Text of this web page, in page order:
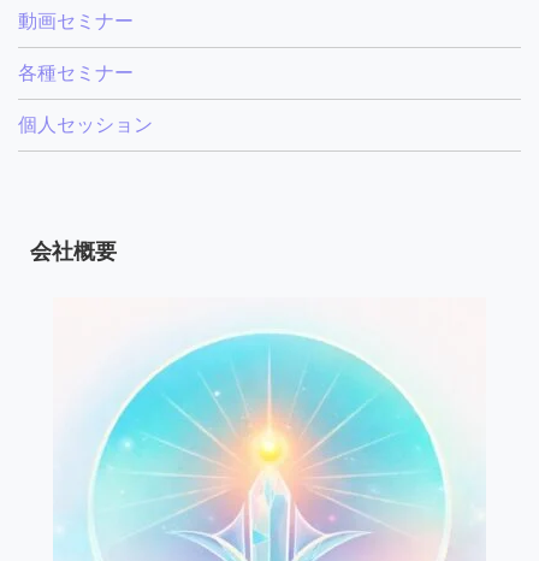
動画セミナー
各種セミナー
個人セッション
会社概要